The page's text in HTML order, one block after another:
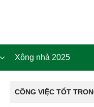
Xông nhà 2025
CÔNG VIỆC TỐT